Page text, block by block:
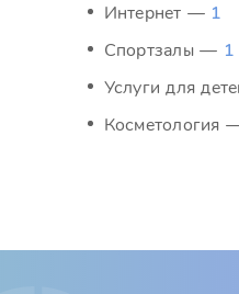
Интернет — 1
Спортзалы — 1
Услуги для
Косметология